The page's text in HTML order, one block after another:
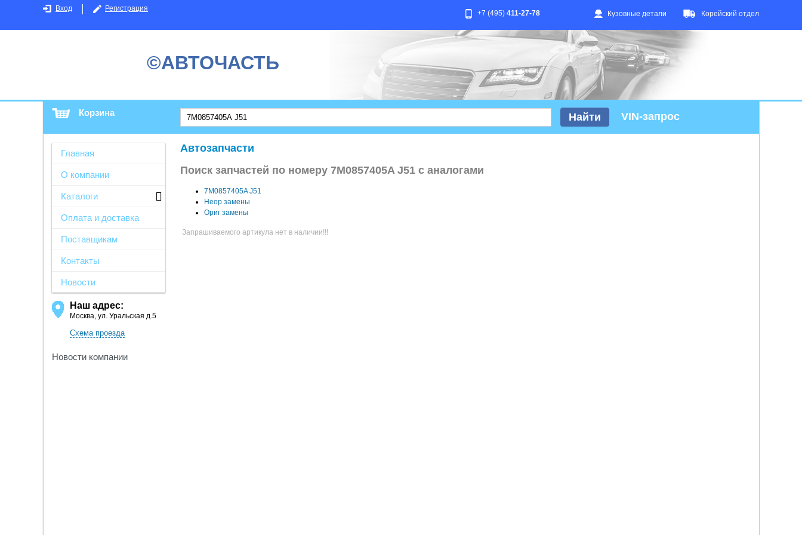
Вход Регистрация
Кузовные детали Корейский отдел
+7 (495) 411-27-78
©АВТОЧАСТЬ
Корзина VIN-запрос
Главная
О компании
Каталоги
Оплата и доставка
Поставщикам
Контакты
Новости
Наш адрес:
Москва, ул. Уральская д.5
Схема проезда
Новости компании
Автозапчасти
Поиск запчастей по номеру 7M0857405A J51 с аналогами
7M0857405A J51
Неор замены
Ориг замены
Запрашиваемого артикула нет в наличии!!!